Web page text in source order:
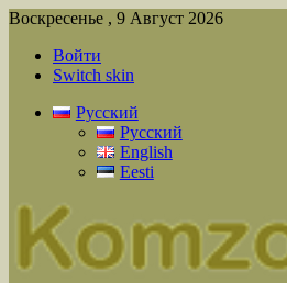
Воскресенье , 9 Август 2026
Войти
Switch skin
Русский
Русский
English
Eesti